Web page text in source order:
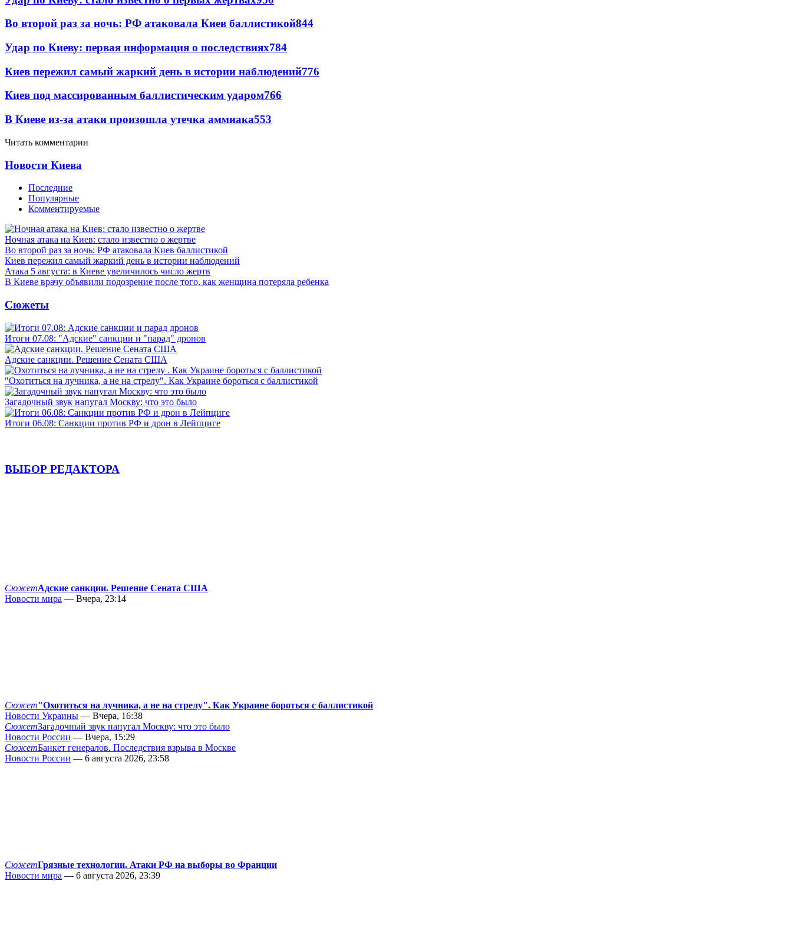
Во второй раз за ночь: РФ атаковала Киев баллистикой844
Удар по Киеву: первая информация о последствиях784
Киев пережил самый жаркий день в истории наблюдений776
Киев под массированным баллистическим ударом766
В Киеве из-за атаки произошла утечка аммиака553
Читать комментарии
Новости Киева
Последние
Популярные
Комментируемые
Ночная атака на Киев: стало известно о жертве
Во второй раз за ночь: РФ атаковала Киев баллистикой
Киев пережил самый жаркий день в истории наблюдений
Атака 5 августа: в Киеве увеличилось число жертв
В Киеве врачу объявили подозрение после того, как женщина потеряла ребенка
Сюжеты
Итоги 07.08: "Адские" санкции и "парад" дронов
Адские санкции. Решение Сената США
"Охотиться на лучника, а не на стрелу". Как Украине бороться с баллистикой
Загадочный звук напугал Москву: что это было
Итоги 06.08: Санкции против РФ и дрон в Лейпциге
ВЫБОР РЕДАКТОРА
СюжетАдские санкции. Решение Сената США
Новости мира — Вчера, 23:14
Сюжет"Охотиться на лучника, а не на стрелу". Как Украине бороться с баллистикой
Новости Украины — Вчера, 16:38
СюжетЗагадочный звук напугал Москву: что это было
Новости России — Вчера, 15:29
СюжетБанкет генералов. Последствия взрыва в Москве
Новости России — 6 августа 2026, 23:58
СюжетГрязные технологии. Атаки РФ на выборы во Франции
Новости мира — 6 августа 2026, 23:39